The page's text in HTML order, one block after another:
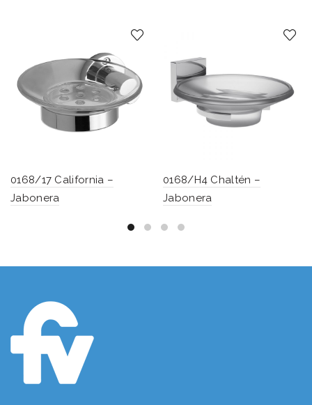
0168/17 California –
Jabonera
0168/H4 Chaltén –
Jabonera